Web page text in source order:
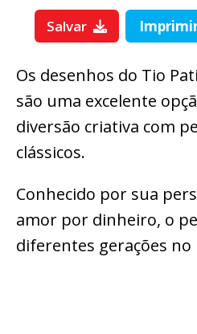
Salvar
Os desenhos do Tio
são uma excelente
diversão criativa com
clássicos.
Conhecido por sua
amor por dinheiro, o
diferentes gerações no